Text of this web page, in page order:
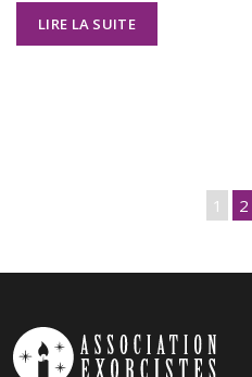
LIRE LA SUITE
1 2